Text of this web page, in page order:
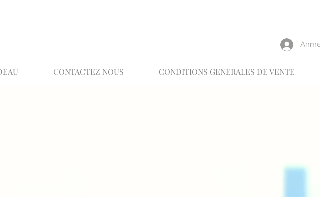
CONTACTEZ NOUS CONDITIONS GENERALES DE VENTE